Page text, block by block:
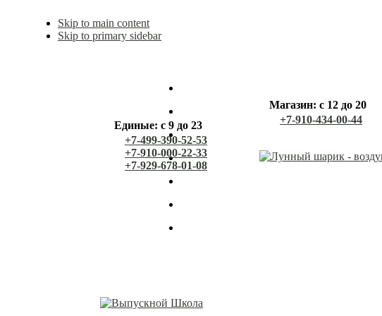
Skip to main content
Skip to primary sidebar
Единые: с 9 до 23
+7-499-390-52-53
+7-910-000-22-33
+7-929-678-01-08
Магазин: с 12 до 20
+7-910-434-00-44